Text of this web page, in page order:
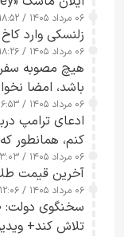
۰۶ مرداد ۱۴۰۵ / ۱۸:۵۲
زلنسکی وارد
۰۶ مرداد ۱۴۰۵ / ۱۸:۲۶
هیچ مصوبه
باشد، امضا
چارچوب قانون
۰۶ مرداد ۱۴۰۵ / ۱۶:۵۳
ادعای ترامپ
کنم، همانطور
راحت می‌توانم
ساعت از بین
۰۶ مرداد ۱۴۰۵ / ۱۳:۰۳
آخرین قیمت طلا، سکه
۰۶ مرداد ۱۴۰۵ / ۱۲:۰۶
سخنگوی دولت:
تلاش کند+